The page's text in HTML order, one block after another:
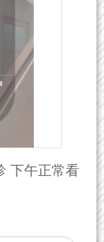
下午正常看